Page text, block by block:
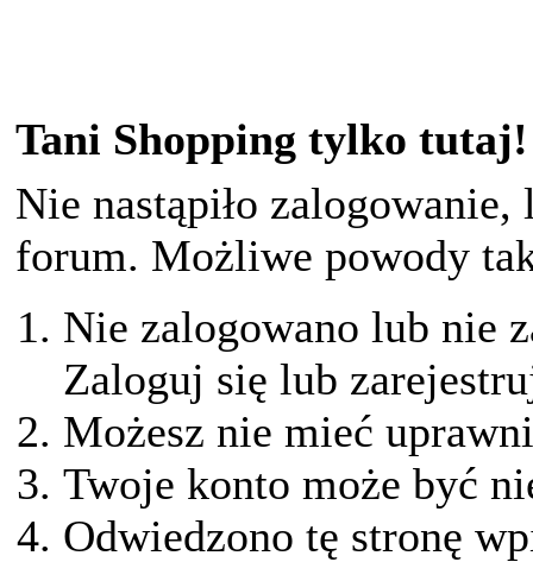
Tani Shopping tylko tutaj!
Nie nastąpiło
forum. Możliwe powody
Nie zalogowano lub nie
Zaloguj się lub
Możesz nie mieć
Twoje konto może być
Odwiedzono tę stronę